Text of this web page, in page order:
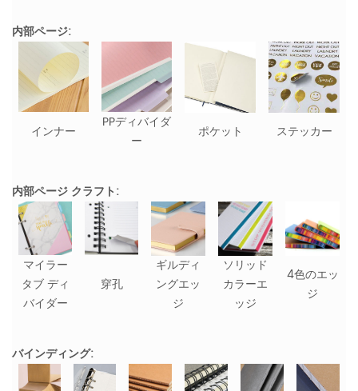
内部ページ:
インナー
PPディバイダ
ー
ポケット ステッカー
内部ページ クラフト:
マイラー
タブ ディ
バイダー
穿孔
ギルディ
ングエッ
ジ
ソリッド
カラーエ
ッジ
4色のエッ
ジ
バインディング: